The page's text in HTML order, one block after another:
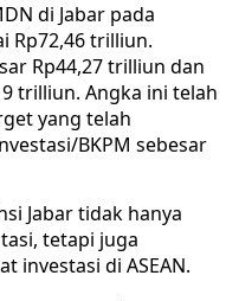
di Jabar pada
Rp72,46 trilliun.
Rp44,27 trilliun dan
trilliun. Angka ini telah
yang telah
BKPM sebesar
Jabar tidak hanya
tetapi juga
investasi di ASEAN.